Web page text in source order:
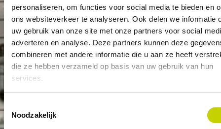
personaliseren, om functies voor social media te bieden en
ons websiteverkeer te analyseren. Ook delen we informatie
uw gebruik van onze site met onze partners voor social
adverteren en analyse. Deze partners kunnen deze
combineren met andere informatie die u aan ze heeft
die ze hebben verzameld op basis van uw gebruik van hun
services.
Toestemmingsselectie
Noodzakelijk
Bericht *